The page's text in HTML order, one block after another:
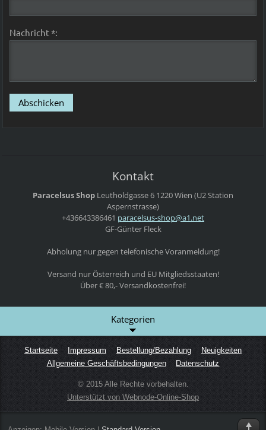
Nachricht *:
Kontakt
Paracelsus Shop Leutholdgasse 6 1220 Wien (U2 Station
Aspernstrasse)
+436643386461 paracelsus-shop@a1.net
GF-Günter Fleck
Abholung nur gegen telefonische Voranmeldung!
Versand nur Österreich und EU Mitgliedsstaaten!
Über € 80,- Versandkostenfrei!
Kategorien
Startseite Impressum Bestellung/Bezahlung
Neuigkeiten
Allgemeine Geschäftsbedingungen
Datenschutz
© 2015 Alle Rechte vorbehalten.
Unterstützt von Webnode-Online-Shop